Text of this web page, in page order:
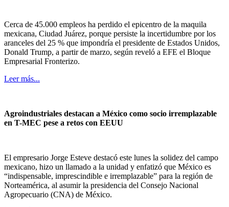
Cerca de 45.000 empleos ha perdido el epicentro de la maquila
mexicana, Ciudad Juárez, porque persiste la incertidumbre por los
aranceles del 25 % que impondría el presidente de Estados Unidos,
Donald Trump, a partir de marzo, según reveló a EFE el Bloque
Empresarial Fronterizo.
Leer más...
Agroindustriales destacan a México como socio irremplazable
en T-MEC pese a retos con EEUU
El empresario Jorge Esteve destacó este lunes la solidez del campo
mexicano, hizo un llamado a la unidad y enfatizó que México es
“indispensable, imprescindible e irremplazable” para la región de
Norteamérica, al asumir la presidencia del Consejo Nacional
Agropecuario (CNA) de México.